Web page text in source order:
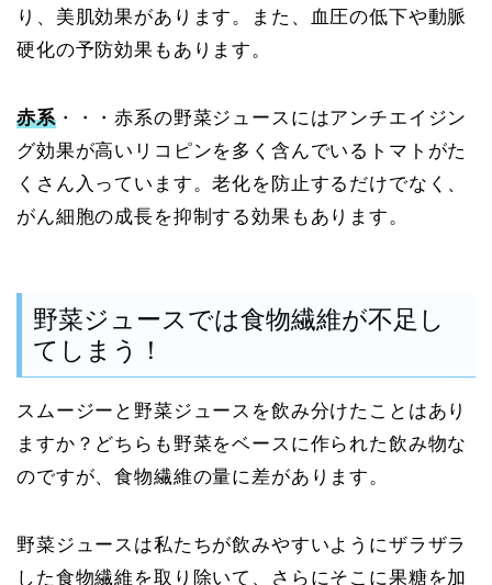
り、美肌効果があります。また、血圧の低下や動脈
硬化の予防効果もあります。
赤系・・・赤系の野菜ジュースにはアンチエイジン
グ効果が高いリコピンを多く含んでいるトマトがた
くさん入っています。老化を防止するだけでなく、
がん細胞の成長を抑制する効果もあります。
野菜ジュースでは食物繊維が不足し
てしまう！
スムージーと野菜ジュースを飲み分けたことはあり
ますか？どちらも野菜をベースに作られた飲み物な
のですが、食物繊維の量に差があります。
野菜ジュースは私たちが飲みやすいようにザラザラ
した食物繊維を取り除いて、さらにそこに果糖を加